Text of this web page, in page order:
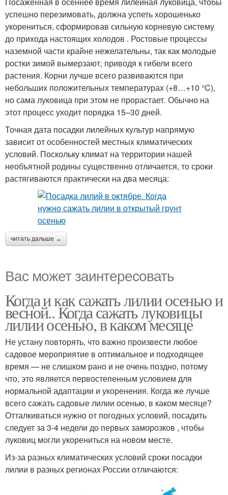
успешно перезимовать, должна успеть хорошенько
укорениться, сформировав сильную корневую систему
до прихода настоящих холодов . Ростовые процессы
наземной части крайне нежелательны, так как молодые
ростки зимой вымерзают, приводя к гибели всего
растения. Корни лучше всего развиваются при
небольших положительных температурах (+8…+10 °C),
но сама луковица при этом не прорастает. Обычно на
этот процесс уходит порядка 15–30 дней.
Точная дата посадки лилейных культур напрямую
зависит от особенностей местных климатических
условий. Поскольку климат на территории нашей
необъятной родины существенно отличается, то сроки
растягиваются практически на два месяца:
читать дальше →
Вас может заинтересовать
Когда и как сажать лилии осенью и
весной.. Когда сажать луковицы
лилии осенью, в каком месяце
Не устану повторять, что важно произвести любое
садовое мероприятие в оптимальное и подходящее
время — не слишком рано и не очень поздно, потому
что, это является первостепенным условием для
нормальной адаптации и укоренения. Когда же лучше
всего сажать садовые лилии осенью, в каком месяце?
Отталкиваться нужно от погодных условий, посадить
следует за 3-4 недели до первых заморозков , чтобы
луковиц могли укорениться на новом месте.
Из-за разных климатических условий сроки посадки
лилии в разных регионах России отличаются: